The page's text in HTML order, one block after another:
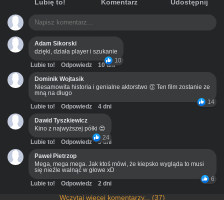
Lubię to! Komentarz Udostępnij
Adam Sikorski
dzięki, działa player i szukanie
10
Lubie to! Odpowiedz
10 dni
Dominik Wojtasik
Niesamowita historia i genialne aktorstwo 👏 Ten film zostanie ze
mną na długo
14
Lubie to! Odpowiedz
4 dni
Dawid Tyszkiewicz
Kino z najwyższej półki 😍
24
Lubie to! Odpowiedz
3 dni
Paweł Pietrzop
Mega, mega mega. Jak ktoś mówi, że kiepsko wygląda to musi
się nieźle walnąć w głowe xD
6
Lubie to! Odpowiedz 2 dni
Wczytaj więcej komentarzy... (37)